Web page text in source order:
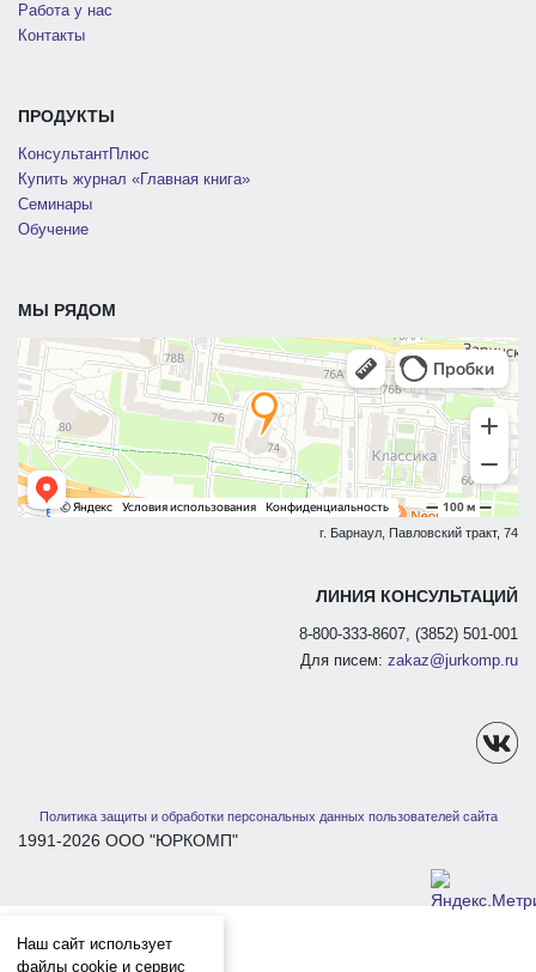
Работа у нас
Контакты
ПРОДУКТЫ
КонсультантПлюс
Купить журнал «Главная книга»
Семинары
Обучение
МЫ РЯДОМ
г. Барнаул, Павловский тракт, 74
ЛИНИЯ КОНСУЛЬТАЦИЙ
8-800-333-8607, (3852) 501-001
Для писем: zakaz@jurkomp.ru
Политика защиты и обработки персональных данных пользователей сайта
1991-2026 ООО "ЮРКОМП"
Наш сайт использует
файлы cookie и сервис